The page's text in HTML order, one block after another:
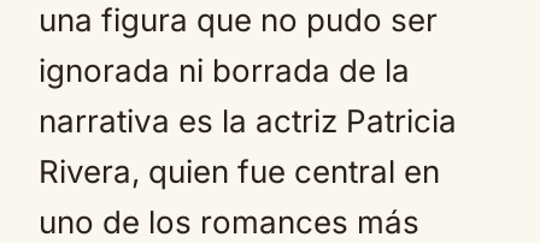
una figura que no pudo ser
ignorada ni borrada de la
narrativa es la actriz Patricia
Rivera, quien fue central en
uno de los romances más